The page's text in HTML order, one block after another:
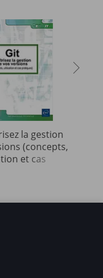
la gestion
(concepts,
et cas